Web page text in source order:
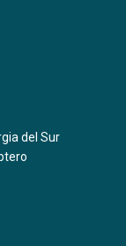
del Sur